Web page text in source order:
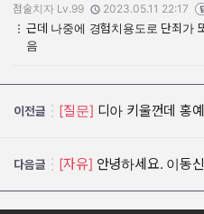
작성자:
점술치자 Lv.99
작성일:
2023.05.11 22:17
근데 나중에 경험치용도로 단죄가
음
이전글 [질문] 디아 키울껀데 홍
다음글 [자유] 안녕하세요. 이동